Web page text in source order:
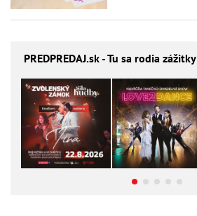
PREDPREDAJ.sk - Tu sa rodia zážitky